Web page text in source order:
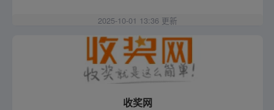
2025-10-01 13:36 更新
收奖网